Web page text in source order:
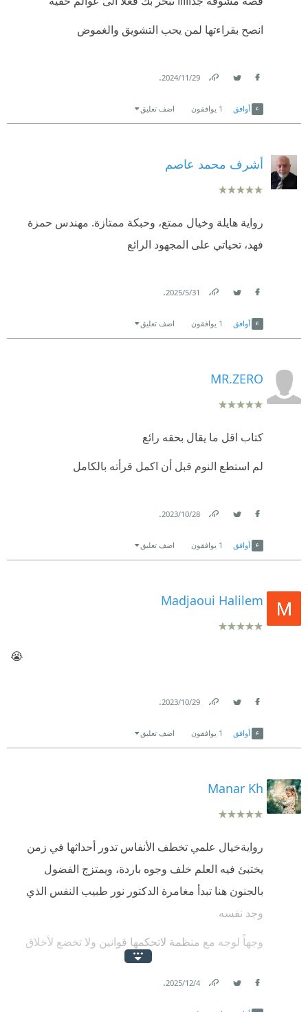
انصح بقراءتها لمن يحب التشويق والغموض
29‏/11‏/2024
.
أوافق 1 يوافقون اضف تعليق
أشرف محمد عاصم
رواية هايلة وخيال ممتع، وحبكة ممتازة. مهندس حمزة
فهد، تحياتي على المجهود الرائع
31‏/5‏/2025
.
أوافق 1 يوافقون اضف تعليق
MR.ZERO
كتاب اقل ما يقال بحقه رائع
لم استطع النوم قبل أن اكمل قرأته بالكامل
28‏/10‏/2023
.
أوافق 1 يوافقون اضف تعليق
Madjaoui Halilem
😭
29‏/10‏/2023
.
أوافق 1 يوافقون اضف تعليق
Manar Kh
روايةخيال علمي تخطف الأنفاس تدور أحداثها في زمن
يختبئ فيه العلم خلف وجوه باردة، ويمتزج الفضول
بالجنون هنا تبدأ مغامرة الدكتور نور طبيب النفس الذي
وجد نفسه
وجهاً لوجه مع منظمة لاتحكمها قوانين ولا تخضع لأخلاق
4‏/12‏/2025
.